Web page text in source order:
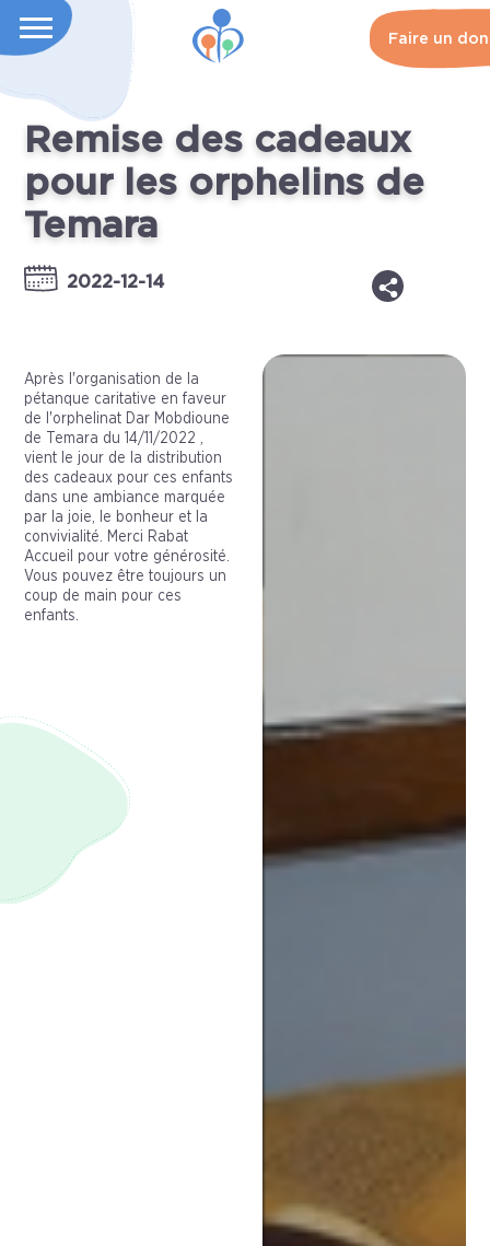
Faire un don
Remise des cadeaux
pour les orphelins de
Temara
2022-12-14
Après l'organisation de la
pétanque caritative en faveur
de l'orphelinat Dar Mobdioune
de Temara du 14/11/2022 ,
vient le jour de la distribution
des cadeaux pour ces enfants
dans une ambiance marquée
par la joie, le bonheur et la
convivialité. Merci Rabat
Accueil pour votre générosité.
Vous pouvez être toujours un
coup de main pour ces
enfants.